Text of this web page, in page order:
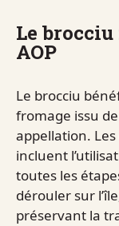
Le
AOP
Le brocciu
fromage issu
appellation.
incluent
toutes les
dérouler sur
préservant la